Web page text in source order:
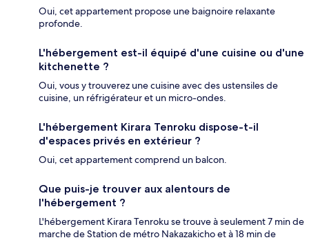
Oui, cet appartement propose une baignoire relaxante
profonde.
L'hébergement est-il équipé d'une cuisine ou d'une
kitchenette ?
Oui, vous y trouverez une cuisine avec des ustensiles de
cuisine, un réfrigérateur et un micro-ondes.
L'hébergement Kirara Tenroku dispose-t-il
d'espaces privés en extérieur ?
Oui, cet appartement comprend un balcon.
Que puis-je trouver aux alentours de
l'hébergement ?
L'hébergement Kirara Tenroku se trouve à seulement 7 min de
marche de Station de métro Nakazakicho et à 18 min de